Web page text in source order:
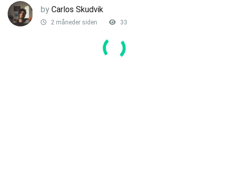
by Carlos Skudvik
2 måneder siden 33